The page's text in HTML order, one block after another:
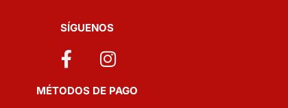
SÍGUENOS
MÉTODOS DE PAGO